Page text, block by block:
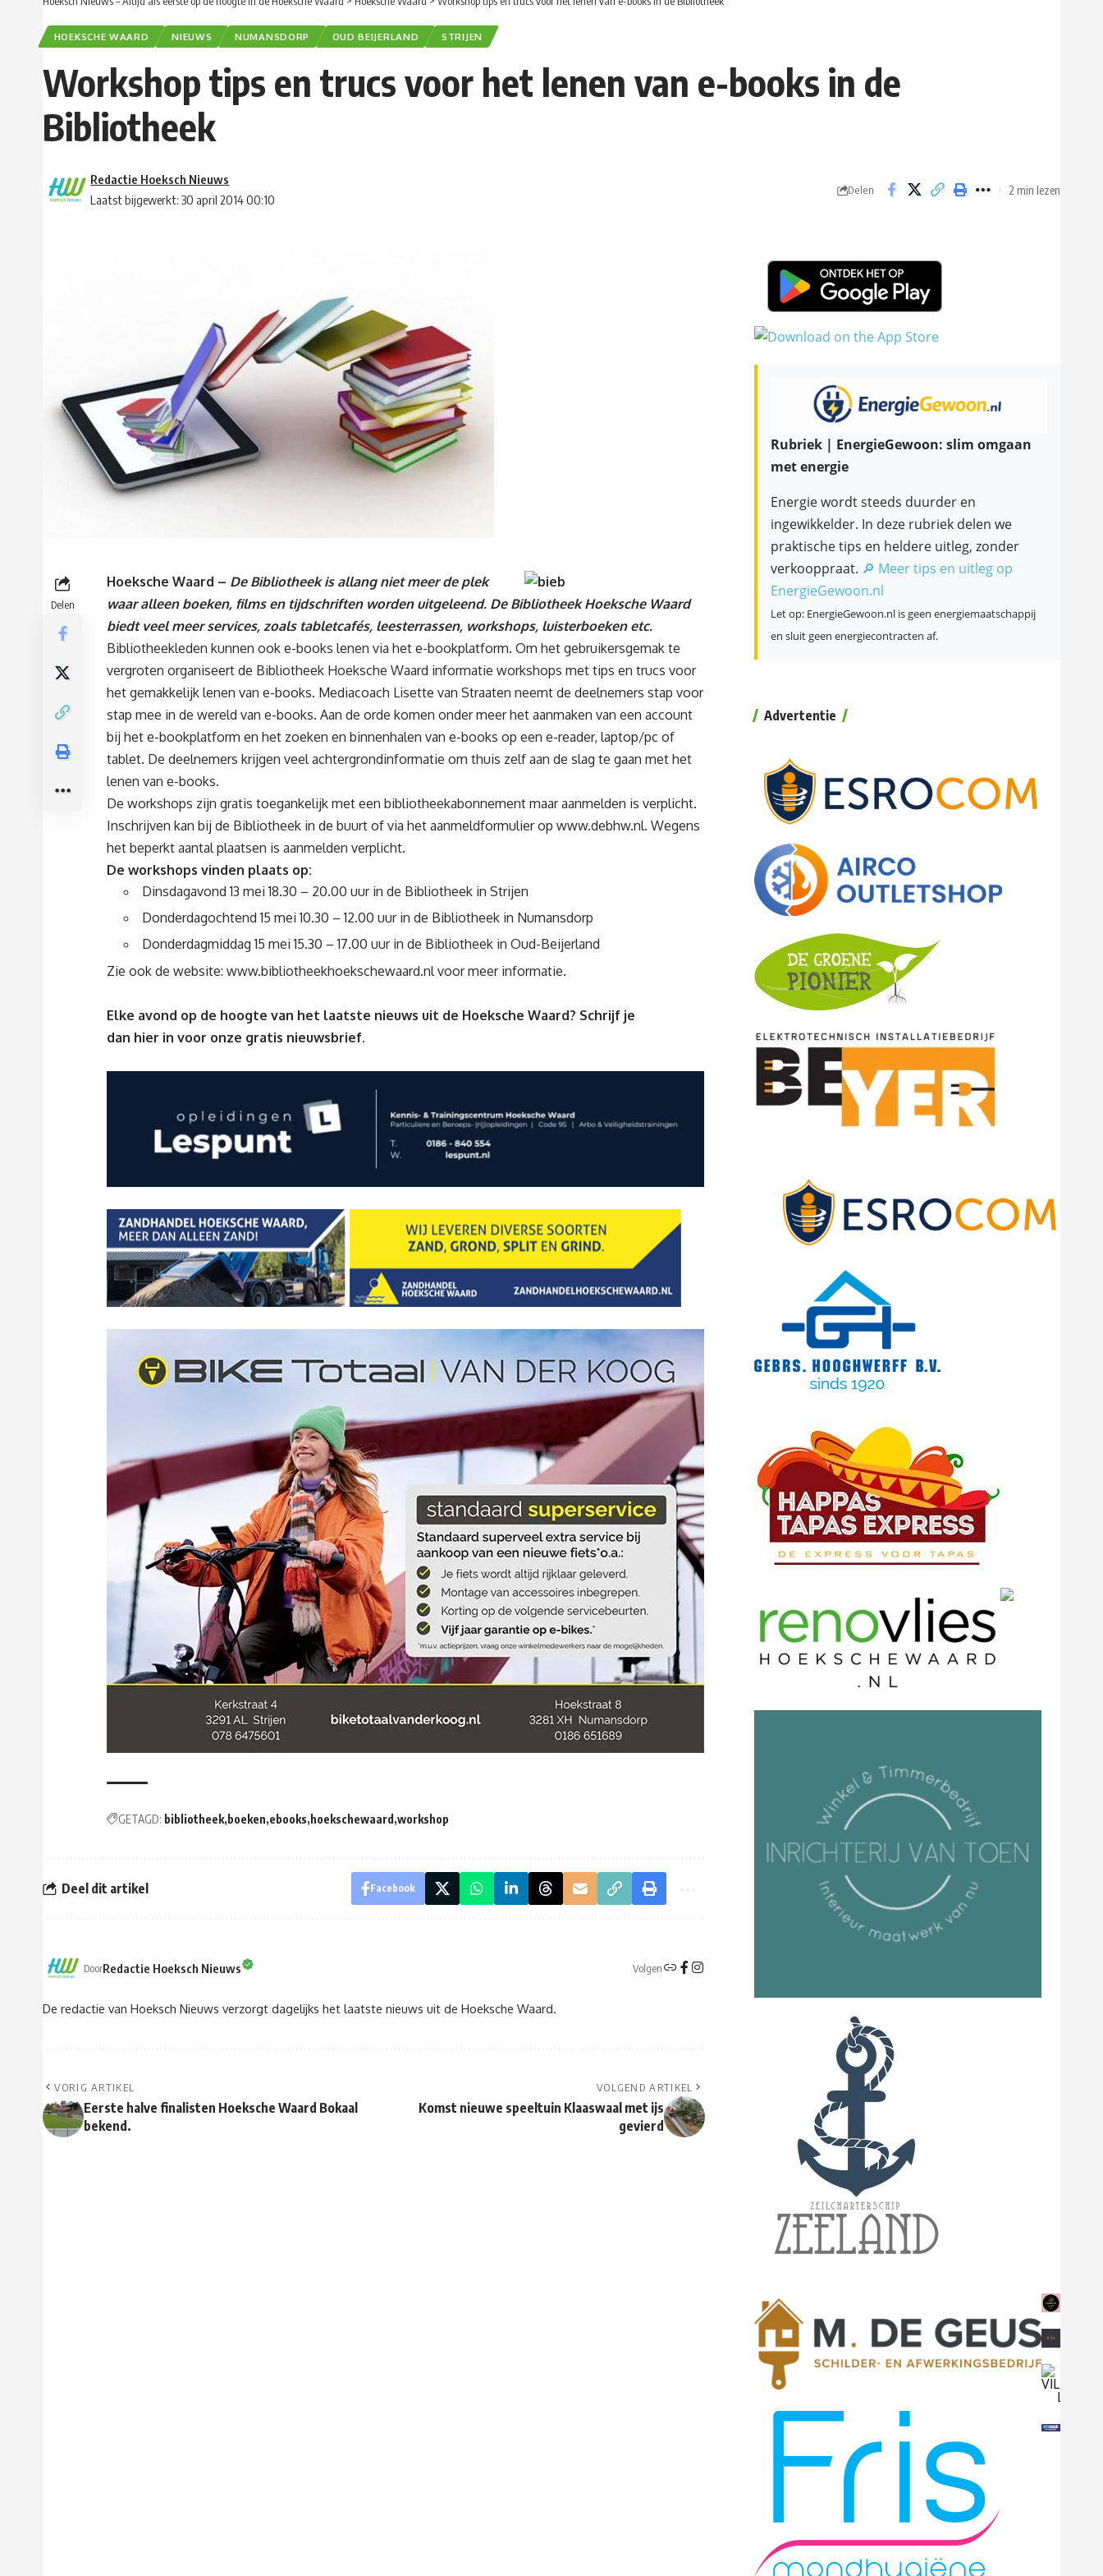
HOEKSCHE WAARD NIEUWS NUMANSDORP OUD BEIJERLAND STRIJEN
Workshop tips en trucs voor het lenen van e-books in de
Bibliotheek
Laatst bijgewerkt: 30 april 2014 00:10
Redactie Hoeksch Nieuws
Delen 2 min lezen
Delen
Hoeksche Waard – De Bibliotheek is allang niet meer de plek
waar alleen boeken, films en tijdschriften worden uitgeleend. De Bibliotheek Hoeksche Waard
biedt veel meer services, zoals tabletcafés, leesterrassen, workshops, luisterboeken etc.
Bibliotheekleden kunnen ook e-books lenen via het e-bookplatform. Om het gebruikersgemak te
vergroten organiseert de Bibliotheek Hoeksche Waard informatie workshops met tips en trucs voor
het gemakkelijk lenen van e-books. Mediacoach Lisette van Straaten neemt de deelnemers stap voor
stap mee in de wereld van e-books. Aan de orde komen onder meer het aanmaken van een account
bij het e-bookplatform en het zoeken en binnenhalen van e-books op een e-reader, laptop/pc of
tablet. De deelnemers krijgen veel achtergrondinformatie om thuis zelf aan de slag te gaan met het
lenen van e-books.
De workshops zijn gratis toegankelijk met een bibliotheekabonnement maar aanmelden is verplicht.
Inschrijven kan bij de Bibliotheek in de buurt of via het aanmeldformulier op www.debhw.nl. Wegens
het beperkt aantal plaatsen is aanmelden verplicht.
De workshops vinden plaats op:
Dinsdagavond 13 mei 18.30 – 20.00 uur in de Bibliotheek in Strijen
Donderdagochtend 15 mei 10.30 – 12.00 uur in de Bibliotheek in Numansdorp
Donderdagmiddag 15 mei 15.30 – 17.00 uur in de Bibliotheek in Oud-Beijerland
Zie ook de website: www.bibliotheekhoekschewaard.nlvoor meer informatie.
Elke avond op de hoogte van het laatste nieuws uit de Hoeksche Waard? Schrijf je
dan hier in voor onze gratis nieuwsbrief.
GETAGD: bibliotheek boeken ebooks hoekschewaard workshop
Deel dit artikel Facebook
DoorRedactie Hoeksch Nieuws Volgen
De redactie van Hoeksch Nieuws verzorgt dagelijks het laatste nieuws uit de Hoeksche Waard.
VORIG ARTIKEL
Eerste halve finalisten Hoeksche Waard Bokaal
bekend.
VOLGEND ARTIKEL
Komst nieuwe speeltuin Klaaswaal met ijs
gevierd
Rubriek | EnergieGewoon: slim omgaan
met energie
Energie wordt steeds duurder en
ingewikkelder. In deze rubriek delen we
praktische tips en heldere uitleg, zonder
verkooppraat. 🔎 Meer tips en uitleg op
EnergieGewoon.nl
Let op: EnergieGewoon.nl is geen energiemaatschappij
en sluit geen energiecontracten af.
Advertentie